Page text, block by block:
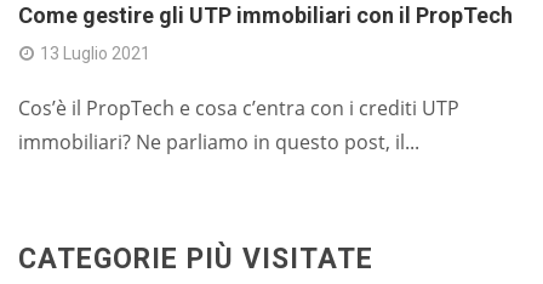
Come gestire gli UTP immobiliari con il PropTech
13 Luglio 2021
Cos’è il PropTech e cosa c’entra con i crediti UTP
immobiliari? Ne parliamo in questo post, il...
CATEGORIE PIÙ VISITATE